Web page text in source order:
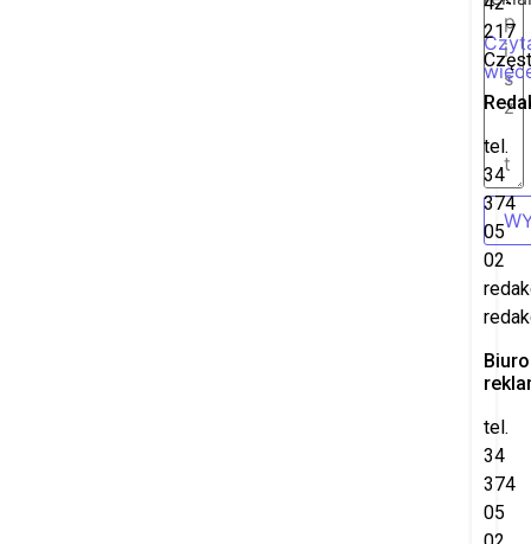
217
tel.
34
374
05
02
Biuro
tel.
34
374
05